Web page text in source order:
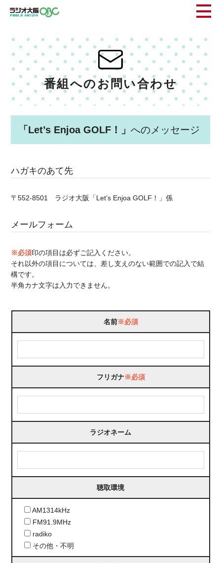
番組へのお問い合わせ
「Let’s Enjoa GOLF！」へのメッセージ
ハガキのあて先
〒552-8501 ラジオ大阪「Let’s Enjoa GOLF！」係
メールフォーム
※必須印の項目は必ずご記入ください。
それ以外の項目については、差し支えのない範囲での記入で結
構です。
半角カナ文字は入力できません。
名前※必須
フリガナ※必須
ラジオネーム
聴取環境
AM1314kHz
FM91.9MHz
radiko
その他・不明